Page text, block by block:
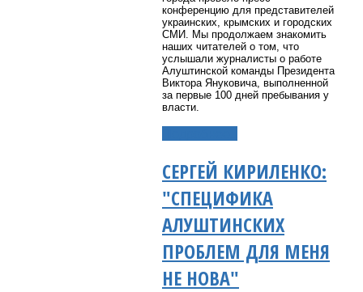
конференцию для представителей
украинских, крымских и городских
СМИ. Мы продолжаем знакомить
наших читателей о том, что
услышали журналисты о работе
Алуштинской команды Президента
Виктора Януковича, выполненной
за первые 100 дней пребывания у
власти.
СЕРГЕЙ КИРИЛЕНКО:
"СПЕЦИФИКА
АЛУШТИНСКИХ
ПРОБЛЕМ ДЛЯ МЕНЯ
НЕ НОВА"